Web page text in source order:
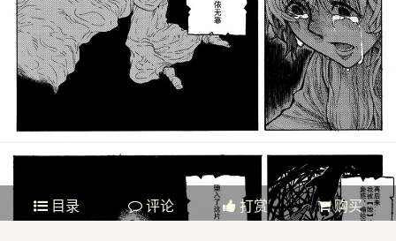
目录 评论 打赏 购买